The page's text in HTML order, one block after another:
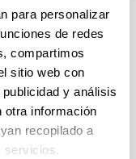
para personalizar
de redes
compartimos
sitio web con
y análisis
otra información
recopilado a
servicios.
por la que
la prestación
(personas
víctimas de
u otras, con
la Orden de
de